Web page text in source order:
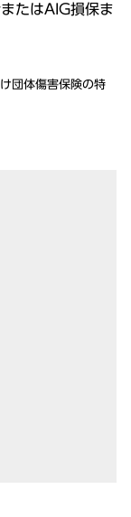
たはAIG損保ま
団体傷害保険の特